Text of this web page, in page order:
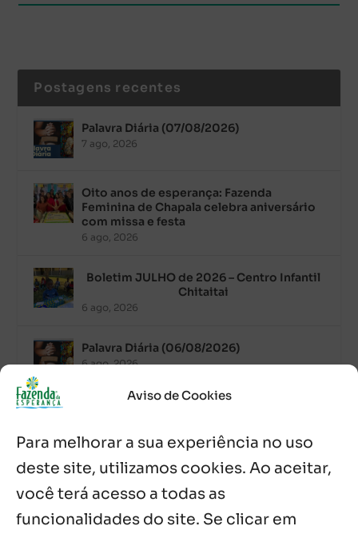
Aviso de Cookies
Para melhorar a sua experiência no uso
deste site, utilizamos cookies. Ao aceitar,
você terá acesso a todas as
funcionalidades do site. Se clicar em
Postagens recentes
Palavra Diária (07/08/2026)
7 ago, 2026
Oito anos de esperança: Fazenda
Feminina de Chapala celebra aniversário
com missa e festa
6 ago, 2026
Boletim JULHO de 2026 – Centro Infantil
Chitaitai
6 ago, 2026
Palavra Diária (06/08/2026)
6 ago, 2026
de Guadalajara
Fazenda Dom Mário comemora 5 anos
com testemunhos e missa em São
Cristóvão